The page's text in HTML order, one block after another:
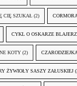
CIĘ SZUKAŁ (2)
CYKL O OSKARZE
KOTY (2)
ŻYWIOŁY SASZY ZAŁUSKIEJ